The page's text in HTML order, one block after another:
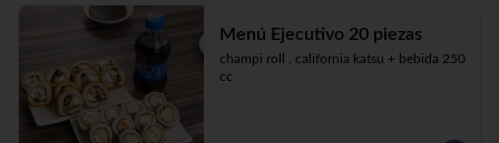
Menú Ejecutivo 20 piezas
champi roll , california katsu + bebida 250
cc